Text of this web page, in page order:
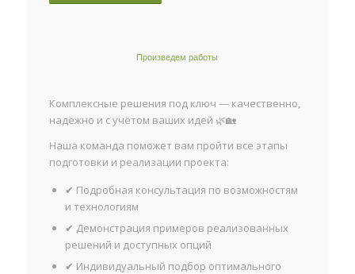
Произведем работы
Комплексные решения под ключ — качественно,
надёжно и с учётом ваших идей 🌿🏡
Наша команда поможет вам пройти все этапы
подготовки и реализации проекта:
✔ Подробная консультация по возможностям
и технологиям
✔ Демонстрация примеров реализованных
решений и доступных опций
✔ Индивидуальный подбор оптимального